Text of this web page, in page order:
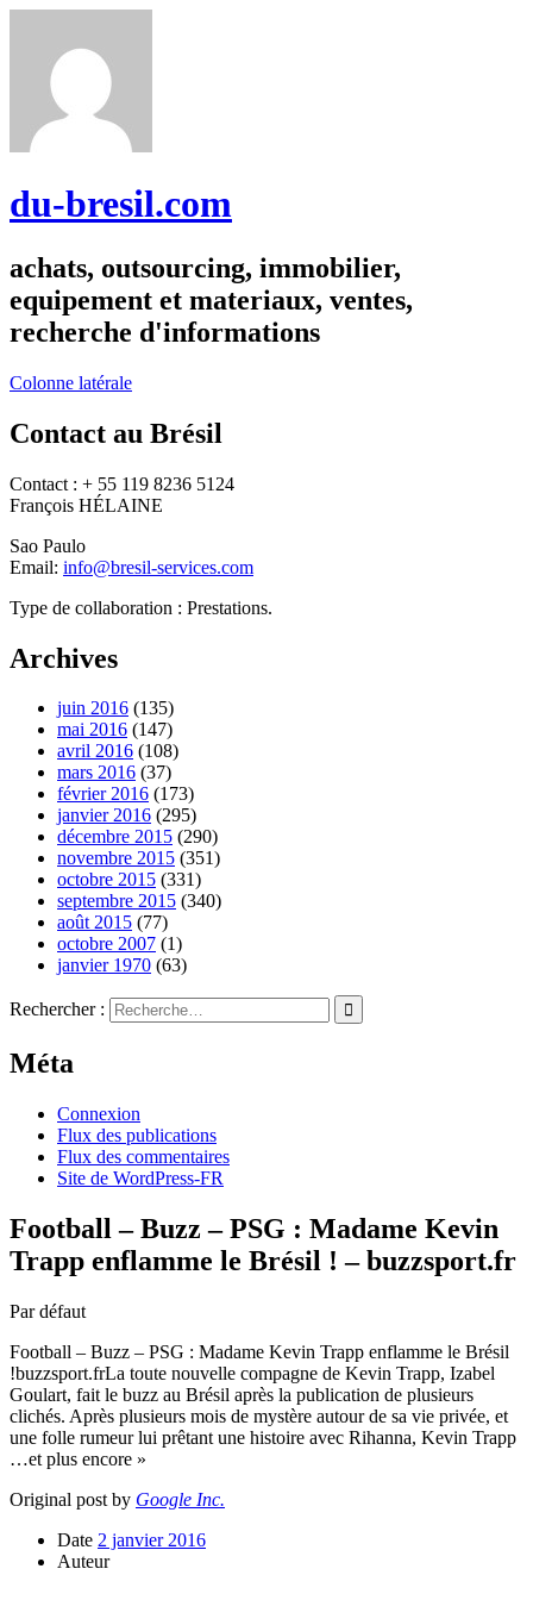
du-bresil.com
achats, outsourcing, immobilier,
equipement et materiaux, ventes,
recherche d'informations
Colonne latérale
Contact au Brésil
Contact : + 55 119 8236 5124
François HÉLAINE
Sao Paulo
Email: info@bresil-services.com
Type de collaboration : Prestations.
Archives
juin 2016 (135)
mai 2016 (147)
avril 2016 (108)
mars 2016 (37)
février 2016 (173)
janvier 2016 (295)
décembre 2015 (290)
novembre 2015 (351)
octobre 2015 (331)
septembre 2015 (340)
août 2015 (77)
octobre 2007 (1)
janvier 1970 (63)
Rechercher :
Méta
Connexion
Flux des publications
Flux des commentaires
Site de WordPress-FR
Football – Buzz – PSG : Madame Kevin
Trapp enflamme le Brésil ! – buzzsport.fr
Par défaut
Football – Buzz – PSG : Madame Kevin Trapp enflamme le Brésil
!buzzsport.frLa toute nouvelle compagne de Kevin Trapp, Izabel
Goulart, fait le buzz au Brésil après la publication de plusieurs
clichés. Après plusieurs mois de mystère autour de sa vie privée, et
une folle rumeur lui prêtant une histoire avec Rihanna, Kevin Trapp
…et plus encore »
Original post by Google Inc.
Date 2 janvier 2016
Auteur